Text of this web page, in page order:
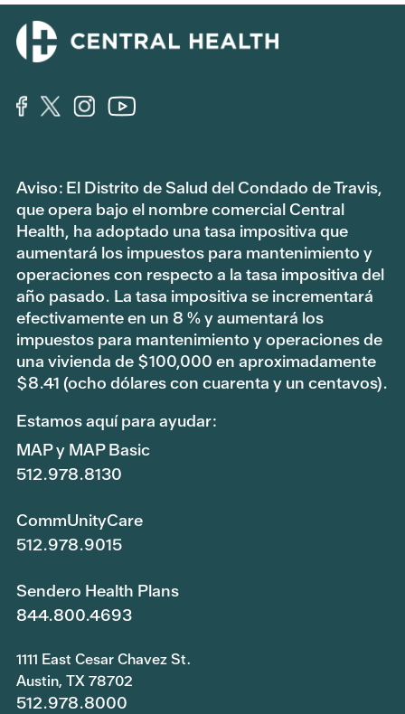
Aviso: El Distrito de Salud del Condado de Travis,
que opera bajo el nombre comercial Central
Health, ha adoptado una tasa impositiva que
aumentará los impuestos para mantenimiento y
operaciones con respecto a la tasa impositiva del
año pasado. La tasa impositiva se incrementará
efectivamente en un 8 % y aumentará los
impuestos para mantenimiento y operaciones de
una vivienda de $100,000 en aproximadamente
$8.41 (ocho dólares con cuarenta y un centavos).
Estamos aquí para ayudar:
MAP y MAP Basic
512.978.8130
CommUnityCare
512.978.9015
Sendero Health Plans
844.800.4693
1111 East Cesar Chavez St.
Austin, TX 78702
512.978.8000